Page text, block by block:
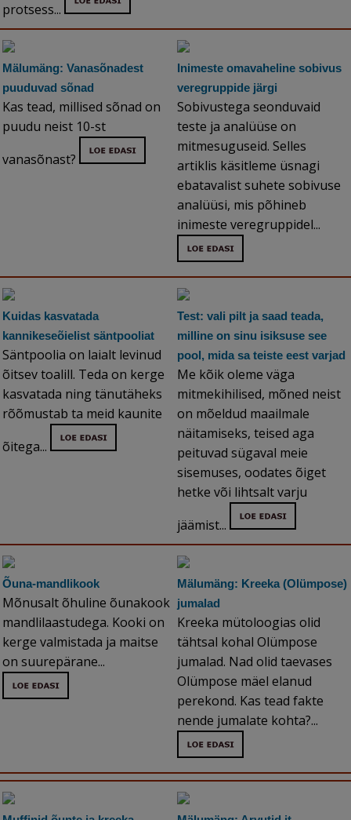
protsess...
Mälumäng: Vanasõnadest
puuduvad sõnad
Kas tead, millised sõnad on
puudu neist 10-st
vanasõnast?
Inimeste omavaheline sobivus
veregruppide järgi
Sobivustega seonduvaid
teste ja analüüse on
mitmesuguseid. Selles
artiklis käsitleme üsnagi
ebatavalist suhete sobivuse
analüüsi, mis põhineb
inimeste veregruppidel...
Kuidas kasvatada
kannikeseõielist säntpooliat
Säntpoolia on laialt levinud
õitsev toalill. Teda on kerge
kasvatada ning tänutäheks
rõõmustab ta meid kaunite
õitega...
Test: vali pilt ja saad teada,
milline on sinu isiksuse see
pool, mida sa teiste eest varjad
Me kõik oleme väga
mitmekihilised, mõned neist
on mõeldud maailmale
näitamiseks, teised aga
peituvad sügaval meie
sisemuses, oodates õiget
hetke või lihtsalt varju
jäämist...
Õuna-mandlikook
Mõnusalt õhuline õunakook
mandlilaastudega. Kooki on
kerge valmistada ja maitse
on suurepärane...
Mälumäng: Kreeka (Olümpose)
jumalad
Kreeka mütoloogias olid
tähtsal kohal Olümpose
jumalad. Nad olid taevases
Olümpose mäel elanud
perekond. Kas tead fakte
nende jumalate kohta?...